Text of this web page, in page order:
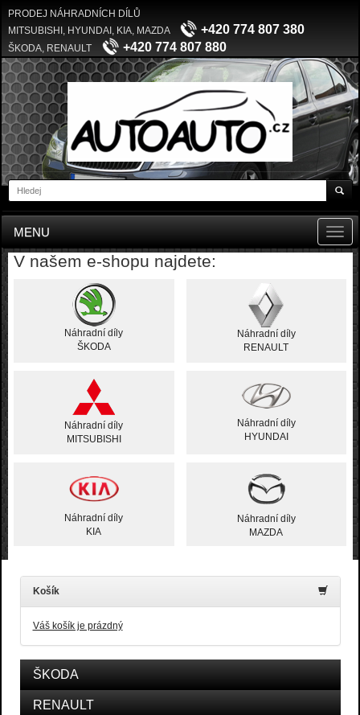
PRODEJ NÁHRADNÍCH DÍLŮ
MITSUBISHI, HYUNDAI, KIA, MAZDA
+420 774 807 380
ŠKODA, RENAULT +420 774 807 880
MENU
V našem e-shopu najdete:
Náhradní díly
ŠKODA
Náhradní díly
RENAULT
Náhradní díly
MITSUBISHI
Náhradní díly
HYUNDAI
Náhradní díly
KIA
Náhradní díly
MAZDA
Košík
Váš košík je prázdný
ŠKODA
RENAULT